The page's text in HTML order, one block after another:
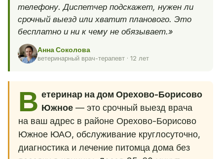
телефону. Диспетчер подскажет, нужен ли
срочный выезд или хватит планового. Это
бесплатно и ни к чему не обязывает.»
Анна Соколова
ветеринарный врач-терапевт · 12 лет
В етеринар на дом Орехово-Борисово
Южное— это срочный выезд врача
на ваш адрес в районе Орехово-Борисово
Южное ЮАО, обслуживание круглосуточно,
диагностика и лечение питомца дома без